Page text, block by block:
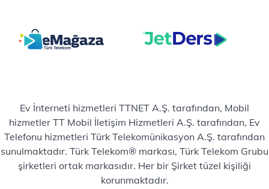
Ev İnterneti hizmetleri TTNET A.Ş. tarafından, Mobil
hizmetler TT Mobil İletişim Hizmetleri A.Ş. tarafından, Ev
Telefonu hizmetleri Türk Telekomünikasyon A.Ş. tarafından
sunulmaktadır. Türk Telekom® markası, Türk Telekom Grubu
şirketleri ortak markasıdır. Her bir Şirket tüzel kişiliği
korunmaktadır.